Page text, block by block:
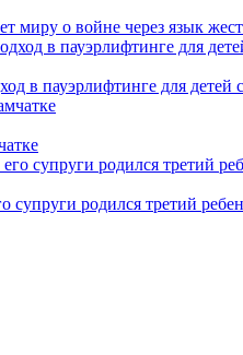
миру о войне через язык
в пауэрлифтинге для детей
супруги родился третий